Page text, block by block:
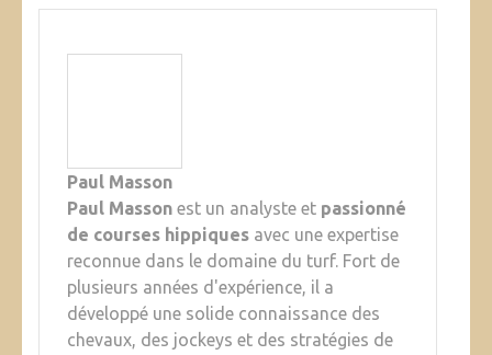
Paul Masson
Paul Masson est un analyste et passionné
de courses hippiques avec une expertise
reconnue dans le domaine du turf. Fort de
plusieurs années d'expérience, il a
développé une solide connaissance des
chevaux, des jockeys et des stratégies de